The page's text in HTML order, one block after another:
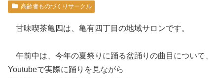
高齢者ものづくりサークル
甘味喫茶亀四は、亀有四丁目の地域サロンです。
午前中は、今年の夏祭りに踊る盆踊りの曲目について、
Youtubeで実際に踊りを見ながら